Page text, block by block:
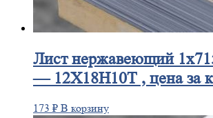
Листнержавеющий
— 12Х18Н10Т , цена за
173 ₽ В корзину